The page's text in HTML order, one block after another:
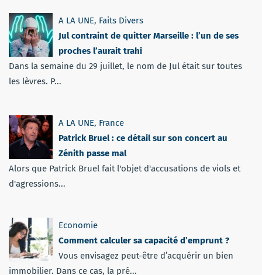
A LA UNE, Faits Divers
Jul contraint de quitter Marseille : l’un de ses
proches l’aurait trahi
Dans la semaine du 29 juillet, le nom de Jul était sur toutes
les lèvres. P...
A LA UNE, France
Patrick Bruel : ce détail sur son concert au
Zénith passe mal
Alors que Patrick Bruel fait l'objet d'accusations de viols et
d'agressions...
Economie
Comment calculer sa capacité d’emprunt ?
Vous envisagez peut-être d’acquérir un bien
immobilier. Dans ce cas, la pré...